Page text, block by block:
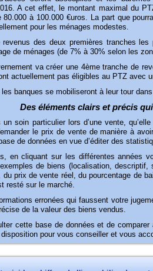
A cet effet, le montant maximal du
à 100.000 €uros. La part que
pour les ménages modestes.
revenus des deux premières tranches
de ménages (de 7% à 30% selon les
va créer une 4ème tranche de
actuellement pas éligibles au PTZ avec
banques se mobiliseront à leur tour
Des éléments clairs et précis
un soin particulier lors d’une vente,
le prix de vente de manière à
de données en vue d’éditer des
en cliquant sur les différentes années
de biens (localisation,
prix de vente réel, du pourcentage de
resté sur le marché.
erronées qui faussent votre
de la valeur des biens vendus.
cette base de données et de comparer
pour vous conseiller et vous